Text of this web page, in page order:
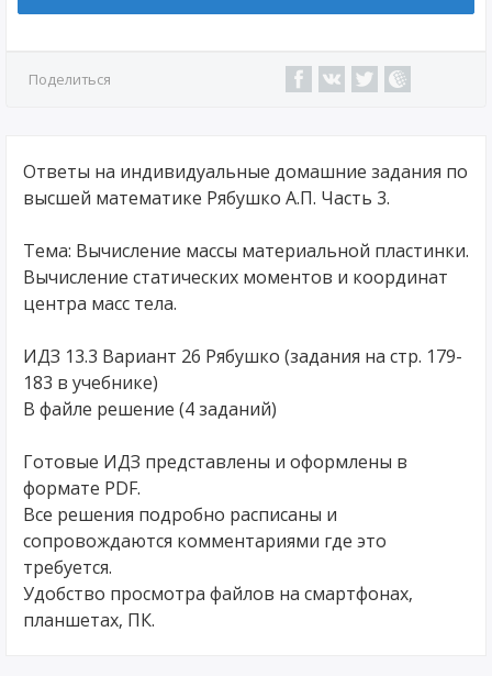
Поделиться
Ответы на индивидуальные домашние задания по
высшей математике Рябушко А.П. Часть 3.
Тема: Вычисление массы материальной пластинки.
Вычисление статических моментов и координат
центра масс тела.
ИДЗ 13.3 Вариант 26 Рябушко (задания на стр. 179-
183 в учебнике)
В файле решение (4 заданий)
Готовые ИДЗ представлены и оформлены в
формате PDF.
Все решения подробно расписаны и
сопровождаются комментариями где это
требуется.
Удобство просмотра файлов на смартфонах,
планшетах, ПК.